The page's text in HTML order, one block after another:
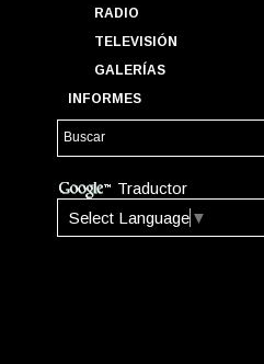
RADIO
TELEVISIÓN
GALERÍAS
INFORMES
Traductor
Select Language ▼